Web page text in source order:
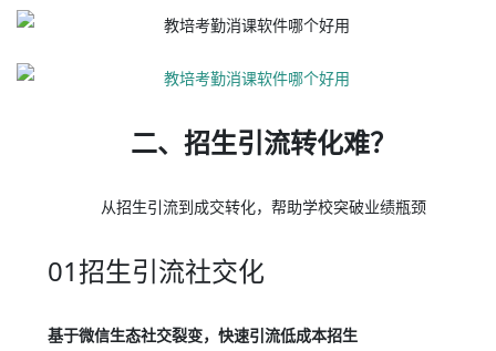
二、招生引流转化难？
从招生引流到成交转化，帮助学校突破业绩瓶颈
01招生引流社交化
基于微信生态社交裂变，快速引流低成本招生